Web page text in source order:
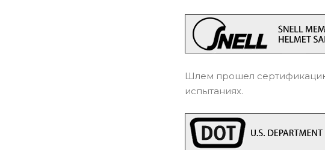
Шлем прошел
испытаниях.